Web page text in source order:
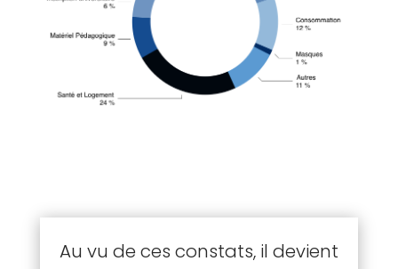
Au vu de ces constats, il devient